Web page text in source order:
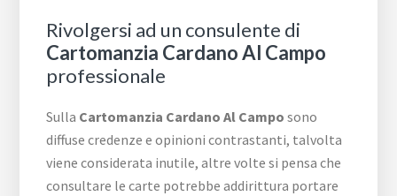
Rivolgersi ad un consulente di
Cartomanzia Cardano Al Campo
professionale
Sulla Cartomanzia Cardano Al Campo sono
diffuse credenze e opinioni contrastanti, talvolta
viene considerata inutile, altre volte si pensa che
consultare le carte potrebbe addirittura portare